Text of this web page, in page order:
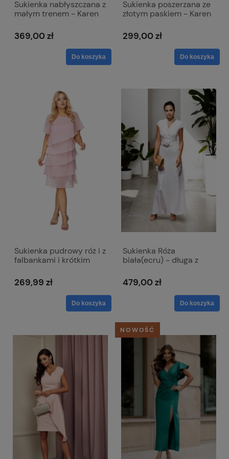
Sukienka nabłyszczana z
małym trenem - Karen
369,00 zł
Do koszyka
Sukienka poszerzana ze
złotym paskiem - Karen
299,00 zł
Do koszyka
Sukienka pudrowy róż i z
falbankami i krótkim
269,99 zł
Do koszyka
Sukienka Róża
biała(ecru) - długa z
479,00 zł
Do koszyka
NOWOŚĆ